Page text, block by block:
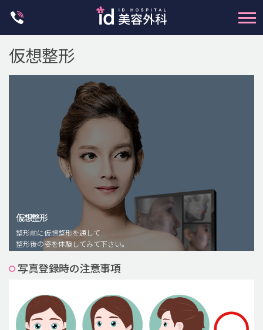
脂肪注入(アンチエイジング)
豊胸手術・バストアップ
プチ整形
メンズ整形
idリアルストーリー
仮想整形
仮想整形
整形前に仮想整形を通して
整形後の姿を体験してみて下さい。
写真登録時の注意事項